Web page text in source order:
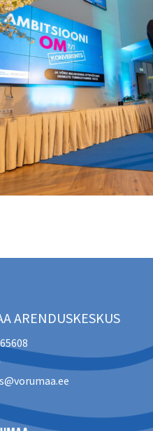
ARENDUSKESKUS